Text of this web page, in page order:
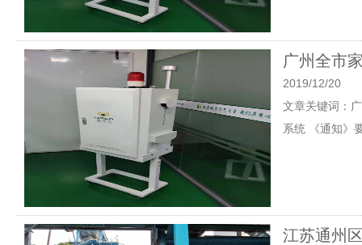
广州全市
2019/12/20
文章关键词：
系统 《通知》
江苏通州